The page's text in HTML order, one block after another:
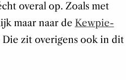
overal op. Zoals met
maar naar de Kewpie-
Die zit overigens ook in dit